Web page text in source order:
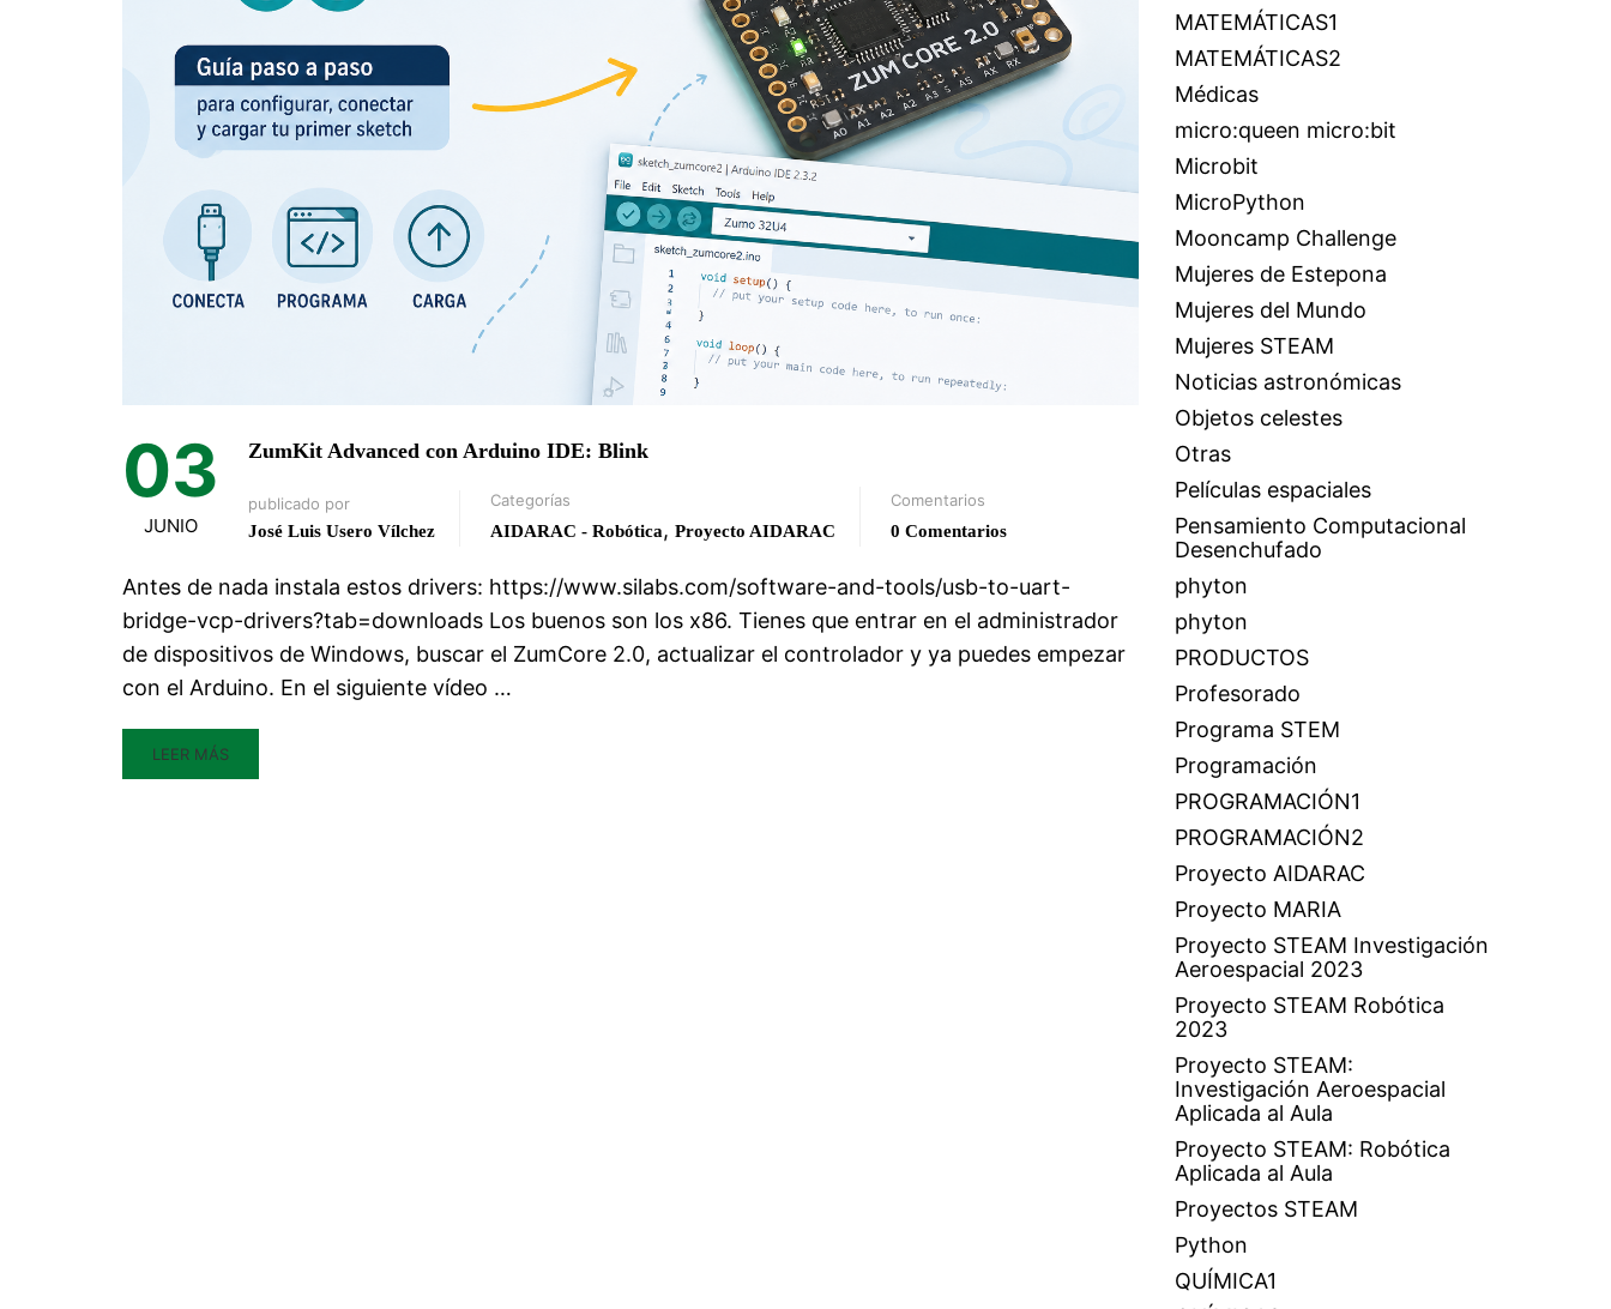
03
JUNIO
ZumKit Advanced con Arduino IDE: Blink
publicado por
José Luis Usero Vílchez
Categorías
AIDARAC - Robótica, Proyecto AIDARAC
Comentarios
0 Comentarios
Antes de nada instala estos drivers: https://www.silabs.com/software-and-tools/usb-to-uart-
bridge-vcp-drivers?tab=downloads Los buenos son los x86. Tienes que entrar en el administrador
de dispositivos de Windows, buscar el ZumCore 2.0, actualizar el controlador y ya puedes empezar
con el Arduino. En el siguiente vídeo …
LEER MÁS
MATEMÁTICAS1
MATEMÁTICAS2
Médicas
micro:queen micro:bit
Microbit
MicroPython
Mooncamp Challenge
Mujeres de Estepona
Mujeres del Mundo
Mujeres STEAM
Noticias astronómicas
Objetos celestes
Otras
Películas espaciales
Pensamiento Computacional
Desenchufado
phyton
phyton
PRODUCTOS
Profesorado
Programa STEM
Programación
PROGRAMACIÓN1
PROGRAMACIÓN2
Proyecto AIDARAC
Proyecto MARIA
Proyecto STEAM Investigación
Aeroespacial 2023
Proyecto STEAM Robótica
2023
Proyecto STEAM:
Investigación Aeroespacial
Aplicada al Aula
Proyecto STEAM: Robótica
Aplicada al Aula
Proyectos STEAM
Python
QUÍMICA1